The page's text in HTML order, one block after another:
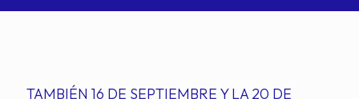
TAMBIÉN 16 DE SEPTIEMBRE Y LA 20 DE